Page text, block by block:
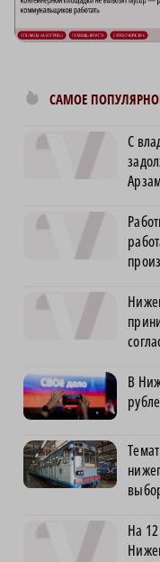
САМОЕ
С
В
На